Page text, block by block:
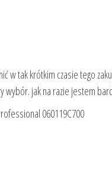
w tak krótkim czasie tego
wybór. jak na razie jestem
060119C700